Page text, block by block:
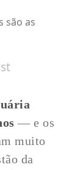
são as
— e os
muito
da